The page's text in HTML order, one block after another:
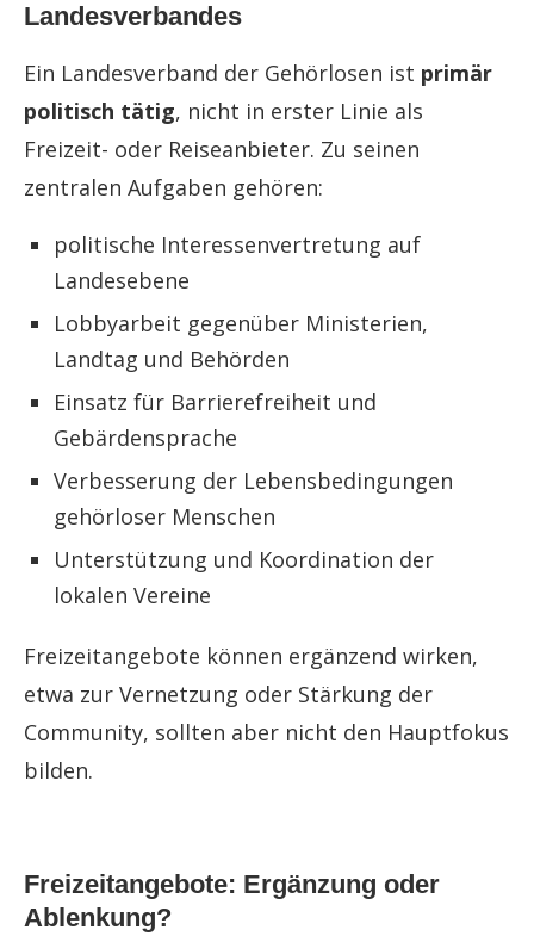
Landesverbandes
Ein Landesverband der Gehörlosen ist primär
politisch tätig, nicht in erster Linie als
Freizeit- oder Reiseanbieter. Zu seinen
zentralen Aufgaben gehören:
politische Interessenvertretung auf
Landesebene
Lobbyarbeit gegenüber Ministerien,
Landtag und Behörden
Einsatz für Barrierefreiheit und
Gebärdensprache
Verbesserung der Lebensbedingungen
gehörloser Menschen
Unterstützung und Koordination der
lokalen Vereine
Freizeitangebote können ergänzend wirken,
etwa zur Vernetzung oder Stärkung der
Community, sollten aber nicht den Hauptfokus
bilden.
Freizeitangebote: Ergänzung oder
Ablenkung?